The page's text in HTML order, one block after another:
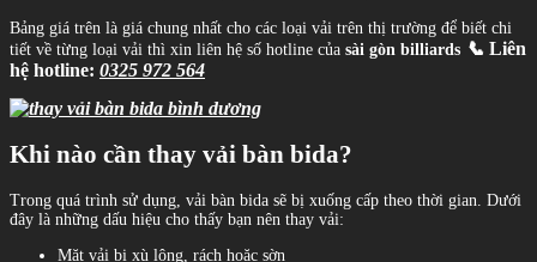
Bảng giá trên là giá chung nhất cho các loại vải trên thị trường để biết chi
tiết về từng loại vải thì xin liên hệ số hotline của sài gòn billiards 📞 Liên
hệ hotline: 0325 972 564
Khi nào cần thay vải bàn bida?
Trong quá trình sử dụng, vải bàn bida sẽ bị xuống cấp theo thời gian. Dưới
đây là những dấu hiệu cho thấy bạn nên thay vải:
Mặt vải bị xù lông, rách hoặc sờn